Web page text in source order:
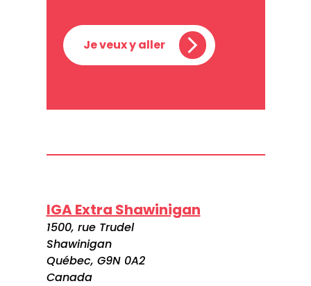
Je veux y aller
IGA Extra Shawinigan
1500, rue Trudel
Shawinigan
Québec, G9N 0A2
Canada